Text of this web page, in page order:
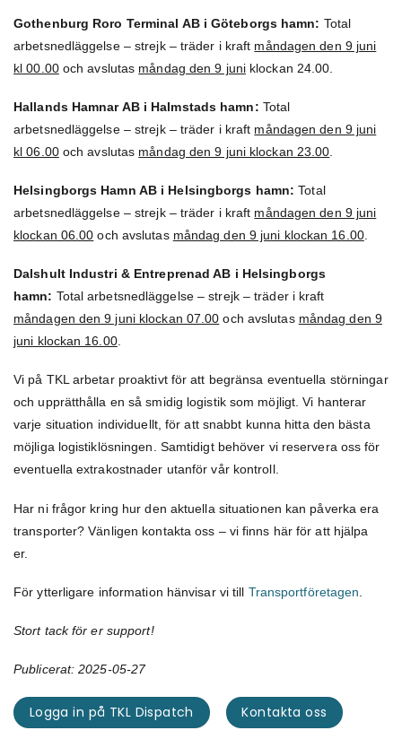
Gothenburg Roro Terminal AB i Göteborgs hamn: Total
arbetsnedläggelse – strejk – träder i kraft måndagen den 9 juni
kl 00.00och avslutas måndag den 9 juniklockan 24.00.
Hallands Hamnar AB i Halmstads hamn: Total
arbetsnedläggelse – strejk – träder i kraft måndagen den 9 juni
kl 06.00och avslutas måndag den 9 juni klockan 23.00
Helsingborgs Hamn AB i Helsingborgs hamn: Total
arbetsnedläggelse – strejk – träder i kraft måndagen den 9 juni
klockan 06.00 och avslutas måndag den 9 juni klockan 16.00.
Dalshult Industri & Entreprenad AB i Helsingborgs
hamn: Total arbetsnedläggelse – strejk – träder i kraft
måndagen den 9 juni klockan 07.00 och avslutas måndag den 9
juni klockan 16.00.
Vi på TKL arbetar proaktivt för att begränsa eventuella störningar
och upprätthålla en så smidig logistik som möjligt. Vi hanterar
varje situation individuellt, för att snabbt kunna hitta den bästa
möjliga logistiklösningen. Samtidigt behöver vi reservera oss för
eventuella extrakostnader utanför vår kontroll.
Har ni frågor kring hur den aktuella situationen kan påverka era
transporter? Vänligen kontakta oss – vi finns här för att hjälpa
er.
För ytterligare information hänvisar vi till Transportföretagen
Stort tack för er support!
Publicerat: 2025-05-27
Logga in på TKL Dispatch Kontakta oss